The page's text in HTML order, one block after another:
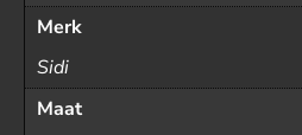
Merk
Sidi
Maat